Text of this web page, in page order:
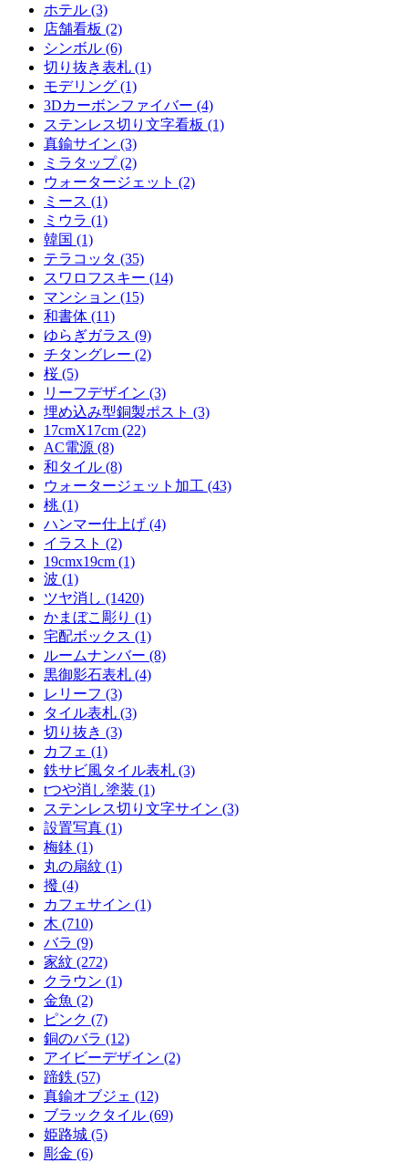
ホテル (3)
店舗看板 (2)
シンボル (6)
切り抜き表札 (1)
モデリング (1)
3Dカーボンファイバー (4)
ステンレス切り文字看板 (1)
真鍮サイン (3)
ミラタップ (2)
ウォータージェット (2)
ミース (1)
ミウラ (1)
韓国 (1)
テラコッタ (35)
スワロフスキー (14)
マンション (15)
和書体 (11)
ゆらぎガラス (9)
チタングレー (2)
桜 (5)
リーフデザイン (3)
埋め込み型銅製ポスト (3)
17cmX17cm (22)
AC電源 (8)
和タイル (8)
ウォータージェット加工 (43)
桃 (1)
ハンマー仕上げ (4)
イラスト (2)
19cmx19cm (1)
波 (1)
ツヤ消し (1420)
かまぼこ彫り (1)
宅配ボックス (1)
ルームナンバー (8)
黒御影石表札 (4)
レリーフ (3)
タイル表札 (3)
切り抜き (3)
カフェ (1)
鉄サビ風タイル表札 (3)
tつや消し塗装 (1)
ステンレス切り文字サイン (3)
設置写真 (1)
梅鉢 (1)
丸の扇紋 (1)
撥 (4)
カフェサイン (1)
木 (710)
バラ (9)
家紋 (272)
クラウン (1)
金魚 (2)
ピンク (7)
銅のバラ (12)
アイビーデザイン (2)
蹄鉄 (57)
真鍮オブジェ (12)
ブラックタイル (69)
姫路城 (5)
彫金 (6)